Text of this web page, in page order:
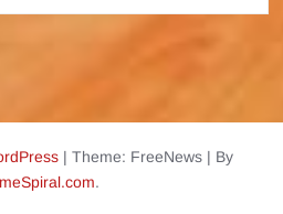
| Theme: FreeNews | By
.